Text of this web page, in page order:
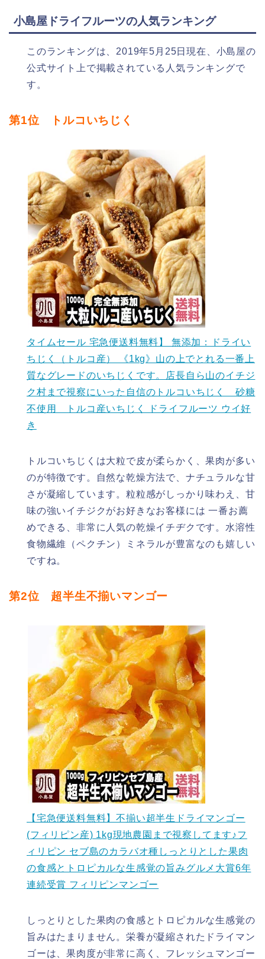
小島屋ドライフルーツの人気ランキング
このランキングは、2019年5月25日現在、小島屋の
公式サイト上で掲載されている人気ランキングで
す。
第1位 トルコいちじく
タイムセール 宅急便送料無料】 無添加：ドライい
ちじく（トルコ産） 《1kg》山の上でとれる一番上
質なグレードのいちじくです。店長自ら山のイチジ
ク村まで視察にいった自信のトルコいちじく 砂糖
不使用 トルコ産いちじく ドライフルーツ ウイ好
き
トルコいちじくは大粒で皮が柔らかく、果肉が多い
のが特徴です。自然な乾燥方法で、ナチュラルな甘
さが凝縮しています。粒粒感がしっかり味わえ、甘
味の強いイチジクがお好きなお客様には 一番お薦
めできる、非常に人気の乾燥イチヂクです。水溶性
食物繊維（ペクチン）ミネラルが豊富なのも嬉しい
ですね。
第2位 超半生不揃いマンゴー
【宅急便送料無料】不揃い超半生ドライマンゴー
(フィリピン産) 1kg現地農園まで視察してます♪フ
ィリピン セブ島のカラバオ種しっとりとした果肉
の食感とトロピカルな生感覚の旨みグルメ大賞6年
連続受賞 フィリピンマンゴー
しっとりとした果肉の食感とトロピカルな生感覚の
旨みはたまりません。栄養が凝縮されたドライマン
ゴーは、果肉度が非常に高く、フレッシュマンゴー